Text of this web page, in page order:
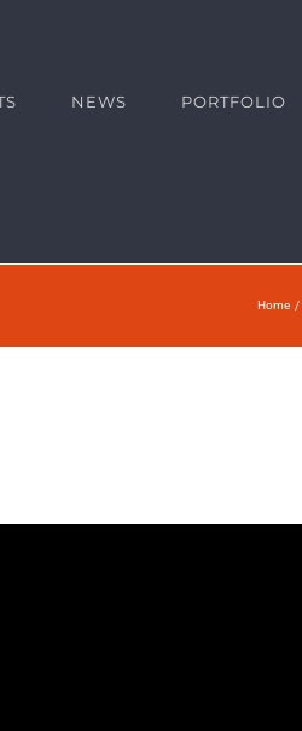
NEWS PORTFOLIO
Home